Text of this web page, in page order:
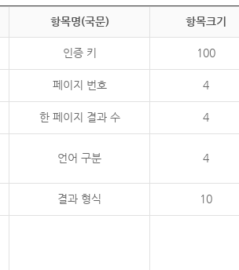
항목명(국문) 항목크기
인증 키 100
페이지 번호 4
한 페이지 결과 수 4
언어 구분 4
결과 형식 10